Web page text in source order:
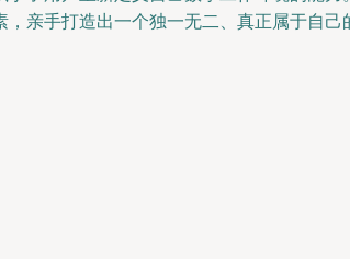
亲手打造出一个独一无二、真正属于自